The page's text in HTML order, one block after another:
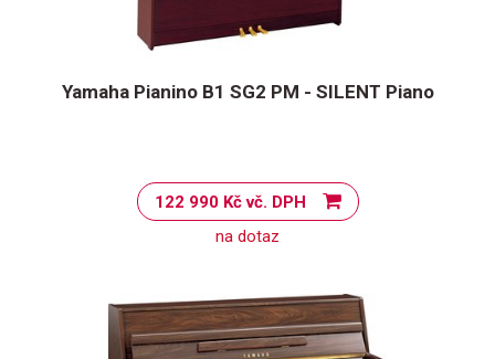
Yamaha Pianino B1 SG2 PM - SILENT Piano
122 990 Kč vč. DPH
na dotaz